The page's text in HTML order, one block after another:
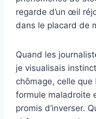
regarde d’un œil
dans le placard de
Quand les
je visualisais
chômage, celle
formule maladroite
promis d’inverser.